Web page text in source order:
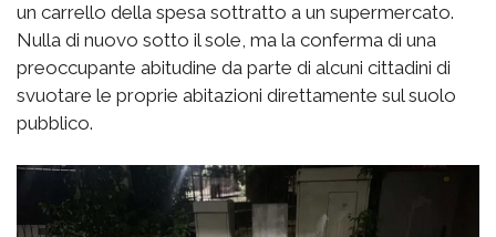
un carrello della spesa sottratto a un supermercato.
Nulla di nuovo sotto il sole, ma la conferma di una
preoccupante abitudine da parte di alcuni cittadini di
svuotare le proprie abitazioni direttamente sul suolo
pubblico.